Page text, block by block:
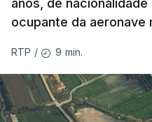
anos, de
ocupante da aeronave
RTP / 9 min.